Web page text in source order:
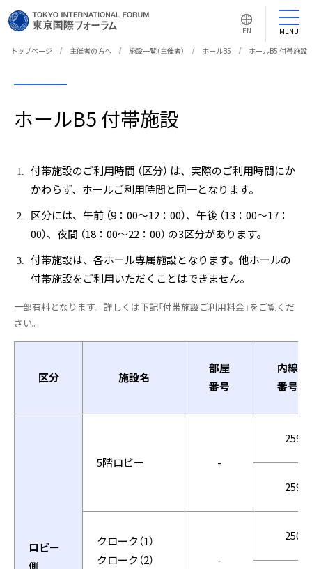
言
語
切
替
え
EN
MENU
トップページ
主催者の方へ 施設一覧（主催者） ホールB5 ホールB5 付帯施設
ホールB5 付帯施設
付帯施設のご利用時間 （区分） は、実際のご利用時間にか
かわらず、ホールご利用時間と同一となります。
区分には、午前 （9：00～12：00）、午後 （13：00～17：
00）、夜間 （18：00～22：00） の3区分があります。
付帯施設は、各ホール専属施設となります。他ホールの
付帯施設をご利用いただくことはできません。
一部有料となります。詳しくは下記「付帯施設ご利用料金」をご覧くだ
さい。
区分 施設名
部屋
番号
内線
番号
ロビー
5階ロビー -
2598
2599
クローク（1）
クローク（2）
-
2503